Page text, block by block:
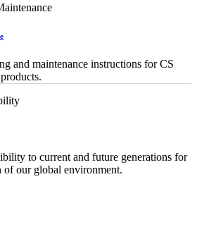
and maintenance instructions for CS
to current and future generations for
of our global environment.